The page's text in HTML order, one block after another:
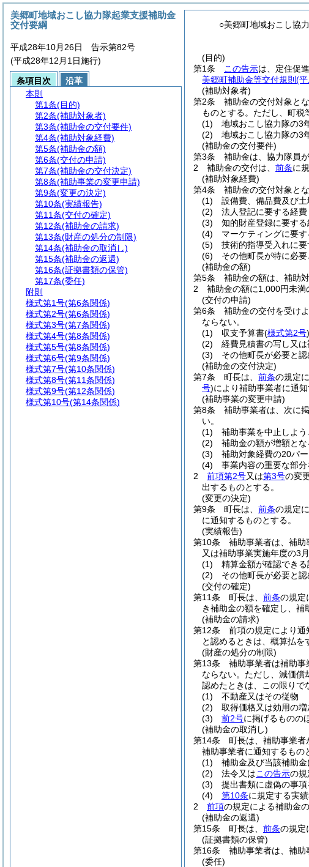
○美郷町地域おこし協
(目的)
第1条
この告示は、定住促
美郷町補助金等交付規則 (
(補助対象者)
第2条
補助金の交付対象とな
ものとする。 ただし、町税
(1)
地域おこし協力隊の3
(2)
地域おこし協力隊の3
(補助金の交付要件)
第3条
補助金は、協力隊員
2
補助金の交付は、 前条に
(補助対象経費)
第4条
補助金の交付対象と
(1)
設備費、備品費及び
(2)
法人登記に要する経費
(3)
知的財産登録に要する
(4)
マーケティングに要
(5)
技術的指導受入れに
(6)
その他町長が特に必
(補助金の額)
第5条
補助金の額は、補助
2
補助金の額に1,000円未満
(交付の申請)
第6条
補助金の交付を受け
ならない。
(1)
収支予算書(様式第2号)
(2)
経費見積書の写し又
(3)
その他町長が必要と
(補助金の交付決定)
第7条
町長は、 前条の規定
号)により補助事業者に通知
(補助事業の変更申請)
第8条
補助事業者は、次に
い。
(1)
補助事業を中止しよう
(2)
補助金の額が増額とな
(3)
補助対象経費の20パ
(4)
事業内容の重要な部分
2
前項第2号又は第3号の変
出するものとする。
(変更の決定)
第9条
町長は、 前条の規定
に通知するものとする。
(実績報告)
第10条
補助事業者は、補
又は補助事業実施年度の3
(1)
精算金額が確認でき
(2)
その他町長が必要と
(交付の確定)
第11条
町長は、 前条の規定
き補助金の額を確定し、補
(補助金の請求)
第12条
前項の規定により
と認めるときは、概算払を
(財産の処分の制限)
第13条
補助事業者は補助
ならない。 ただし、減価償
認めたときは、この限りで
(1)
不動産又はその従物
(2)
取得価格又は効用の
(3)
前2号に掲げるものの
(補助金の取消し)
第14条
町長は、補助事業者
補助事業者に通知するもの
(1)
補助金及び当該補助金
(2)
法令又はこの告示の規
(3)
提出書類に虚偽の事項
(4)
第10条に規定する実
2
前項の規定による補助金
(補助金の返還)
第15条
町長は、 前条の規定
(証拠書類の保管)
第16条
補助事業者は、補助
(委任)
美郷町地域おこし協力隊起業支援補助金
交付要綱
平成28年10月26日 告示第82号
(平成28年12月1日施行)
条項目次
沿革
本則
第1条(目的)
第2条(補助対象者)
第3条(補助金の交付要件)
第4条(補助対象経費)
第5条(補助金の額)
第6条(交付の申請)
第7条(補助金の交付決定)
第8条(補助事業の変更申請)
第9条(変更の決定)
第10条(実績報告)
第11条(交付の確定)
第12条(補助金の請求)
第13条(財産の処分の制限)
第14条(補助金の取消し)
第15条(補助金の返還)
第16条(証拠書類の保管)
第17条(委任)
附則
様式第1号(第6条関係)
様式第2号(第6条関係)
様式第3号(第7条関係)
様式第4号(第8条関係)
様式第5号(第8条関係)
様式第6号(第9条関係)
様式第7号(第10条関係)
様式第8号(第11条関係)
様式第9号(第12条関係)
様式第10号(第14条関係)